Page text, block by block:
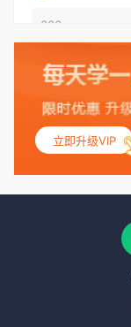
666
丶天空：
555
立即升级VIP